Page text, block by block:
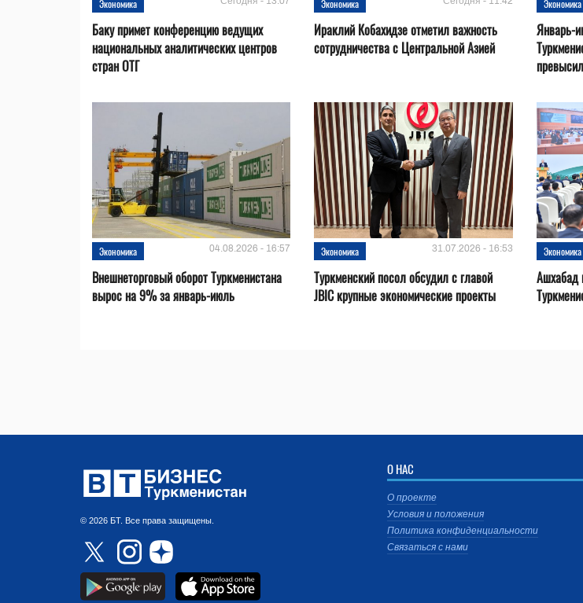
Экономика
Баку примет конференцию ведущих
национальных аналитических центров
стран ОТГ
Экономика
Ираклий Кобахидзе отметил важность
сотрудничества с Центральной Азией
Экономика
Январь-
Экономика 04.08.2026 - 16:57
Внешнеторговый оборот Туркменистана
вырос на 9% за январь-июль
Экономика 31.07.2026 - 16:53
Туркменский посол обсудил с главой
JBIC крупные экономические проекты
Экономика
Ашхабад
© 2026 БТ. Все права защищены.
О НАС
О проекте
Условия и положения
Политика конфиденциальности
Связаться с нами